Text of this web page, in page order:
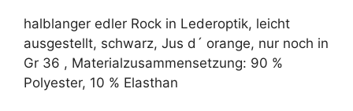
halblanger edler Rock in Lederoptik, leicht
ausgestellt, schwarz, Jus d´ orange, nur noch in
Gr 36 , Materialzusammensetzung: 90 %
Polyester, 10 % Elasthan